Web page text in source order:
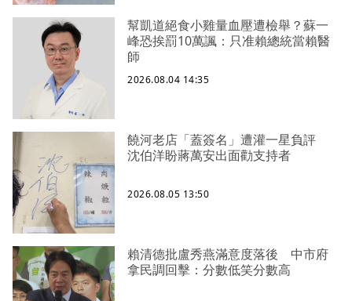
幫凱道絕食小雞量血壓遭檢舉？蘇一
峰恐挨罰10萬諷：只准賴總統當賴醫
師
2026.08.04 14:35
饒河老店「蓋簽名」遭灌一星負評
沈伯洋盼蔣萬安出面勸支持者
2026.08.05 13:50
賴清德批盧秀燕滿意度落後 中市府
拿民調回擊：分數低笑分數高